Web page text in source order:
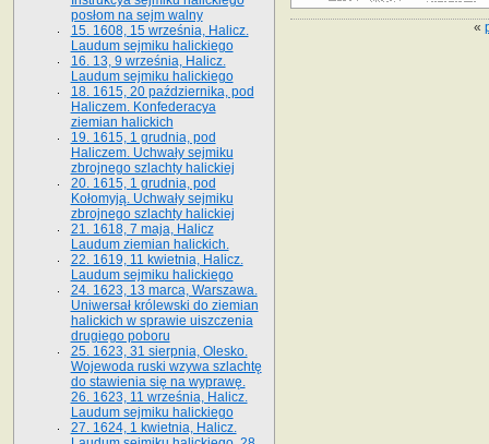
«
posłom na sejm walny
15. 1608, 15 września, Halicz.
Laudum sejmiku halickiego
16. 13, 9 września, Halicz.
Laudum sejmiku halickiego
18. 1615, 20 października, pod
Haliczem. Konfederacya
ziemian halickich
19. 1615, 1 grudnia, pod
Haliczem. Uchwały sejmiku
zbrojnego szlachty halickiej
20. 1615, 1 grudnia, pod
Kołomyją. Uchwały sejmiku
zbrojnego szlachty halickiej
21. 1618, 7 maja, Halicz
Laudum ziemian halickich.
22. 1619, 11 kwietnia, Halicz.
Laudum sejmiku halickiego
24. 1623, 13 marca, Warszawa.
Uniwersał królewski do ziemian
halickich w sprawie uiszczenia
drugiego poboru
25. 1623, 31 sierpnia, Olesko.
Wojewoda ruski wzywa szlachtę
do stawienia się na wyprawę.
26. 1623, 11 września, Halicz.
Laudum sejmiku halickiego
27. 1624, 1 kwietnia, Halicz.